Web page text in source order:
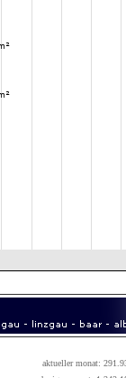
aktueller monat: